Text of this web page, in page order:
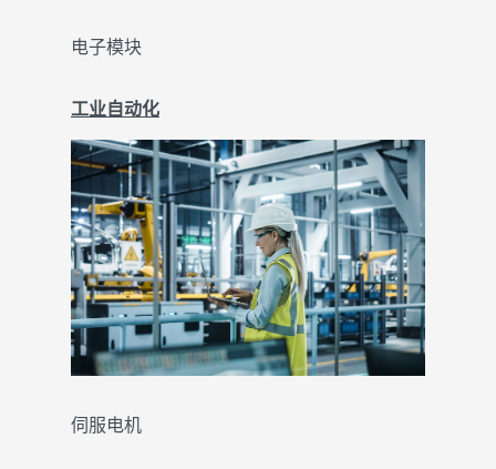
电子模块
工业自动化
伺服电机